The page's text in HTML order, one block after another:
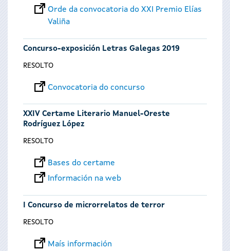
Orde da convocatoria do XXI Premio Elías
Valiña
Concurso-exposición Letras Galegas 2019
RESOLTO
Convocatoria do concurso
XXIV Certame Literario Manuel-Oreste
Rodríguez López
RESOLTO
Bases do certame
Información na web
I Concurso de microrrelatos de terror
RESOLTO
Maís información